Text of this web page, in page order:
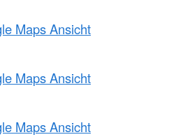
Maps Ansicht
Maps Ansicht
Maps Ansicht